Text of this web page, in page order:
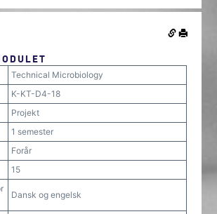
Technical Microbiology
K-KT-D4-18
Projekt
1 semester
Forår
15
Dansk og engelsk